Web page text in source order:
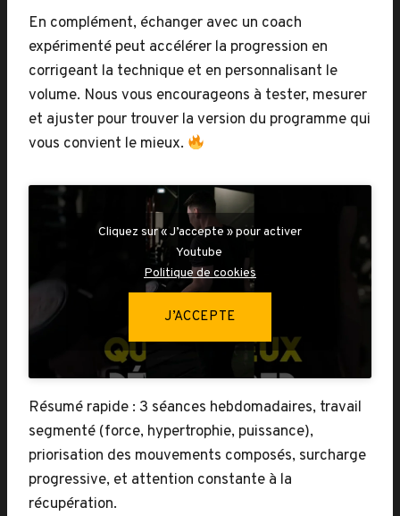
En complément, échanger avec un coach
expérimenté peut accélérer la progression en
corrigeant la technique et en personnalisant le
volume. Nous vous encourageons à tester, mesurer
et ajuster pour trouver la version du programme qui
vous convient le mieux.
Cliquez sur « J’accepte » pour activer
Youtube
Politique de cookies
J’ACCEPTE
Résumé rapide : 3 séances hebdomadaires, travail
segmenté (force, hypertrophie, puissance),
priorisation des mouvements composés, surcharge
progressive, et attention constante à la
récupération.